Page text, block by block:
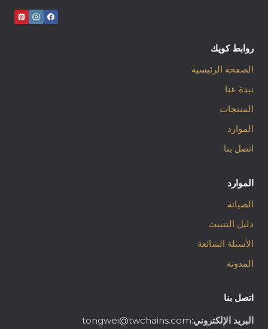
روابط كويك
الصفحة الرئيسية
نبذة عنا
المنتجات
الموارد
اتصل بنا
الموارد
الصيانة
دليل التثبيت
الأسئلة الشائعة
المدونة
اتصل بنا
البريد الإلكتروني:tongwei@twchains.com